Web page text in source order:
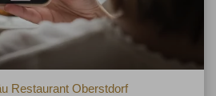
Restaurant Oberstdorf